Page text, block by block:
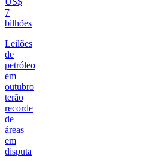
7
bilhões
Leilões
de
petróleo
em
outubro
terão
recorde
de
áreas
em
disputa